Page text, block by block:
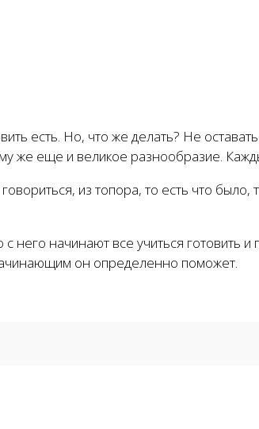
есть. Но, что же делать? Не
же еще и великое разнообразие.
из топора, то есть что
него начинают все учиться готовить
он определенно поможет.